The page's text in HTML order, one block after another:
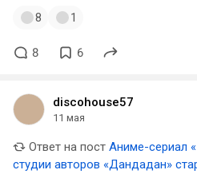
8 1
8 6
discohouse57
11 мая
Ответ на пост Аниме-сериал
студии авторов «Дандадан»